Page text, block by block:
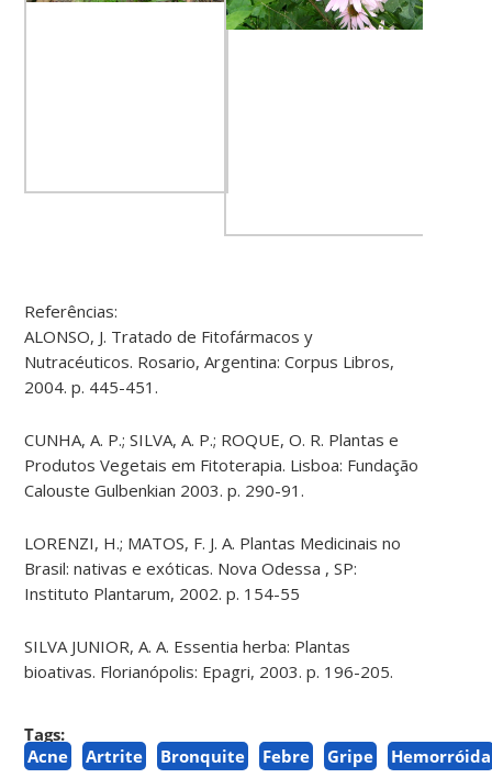
Referências:
ALONSO, J. Tratado de Fitofármacos y
Nutracéuticos. Rosario, Argentina: Corpus Libros,
2004. p. 445-451.
CUNHA, A. P.; SILVA, A. P.; ROQUE, O. R. Plantas e
Produtos Vegetais em Fitoterapia. Lisboa: Fundação
Calouste Gulbenkian 2003. p. 290-91.
LORENZI, H.; MATOS, F. J. A. Plantas Medicinais no
Brasil: nativas e exóticas. Nova Odessa , SP:
Instituto Plantarum, 2002. p. 154-55
SILVA JUNIOR, A. A. Essentia herba: Plantas
bioativas. Florianópolis: Epagri, 2003. p. 196-205.
Tags:
Acne
Artrite Bronquite Febre Gripe Hemorróida